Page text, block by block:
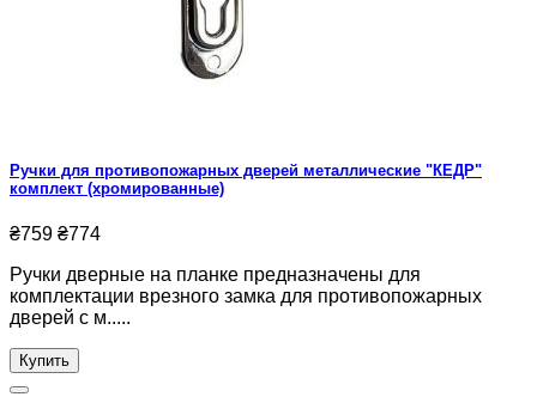
Ручки для противопожарных дверей металлические "КЕДР"
комплект (хромированные)
₴759 ₴774
Ручки дверные на планке предназначены для
комплектации врезного замка для противопожарных
дверей с м.....
Купить